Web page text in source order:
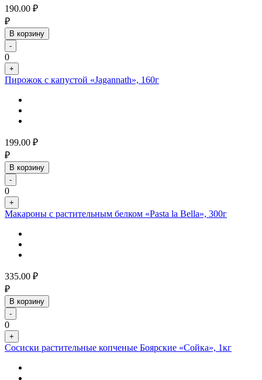
190.00 ₽
₽
В корзину
-
0
+
Пирожок с капустой «Jagannath», 160г
199.00 ₽
₽
В корзину
-
0
+
Макароны с растительным белком «Pasta la Bella», 300г
335.00 ₽
₽
В корзину
-
0
+
Сосиски растительные копченые Боярские «Сойка», 1кг